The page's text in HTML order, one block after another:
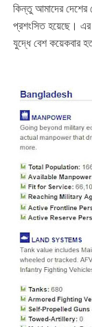
কিন্তু আমাদের দেশের
প্রশংসিত হয়েছে। এর
যুদ্ধে বেশ কয়েকবার